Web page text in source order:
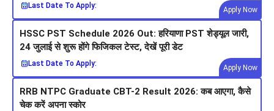
Last Date To Apply:
Apply Now
HSSC PST Schedule 2026 Out: हरियाणा PST शेड्यूल जारी,
24 जुलाई से शुरू होंगे फिजिकल टेस्ट, देखें पूरी डेट
Last Date To Apply:
Apply Now
RRB NTPC Graduate CBT-2 Result 2026: कब आएगा, कैसे
चेक करें अपना स्कोर